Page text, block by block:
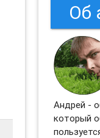
Об
Андрей -
который